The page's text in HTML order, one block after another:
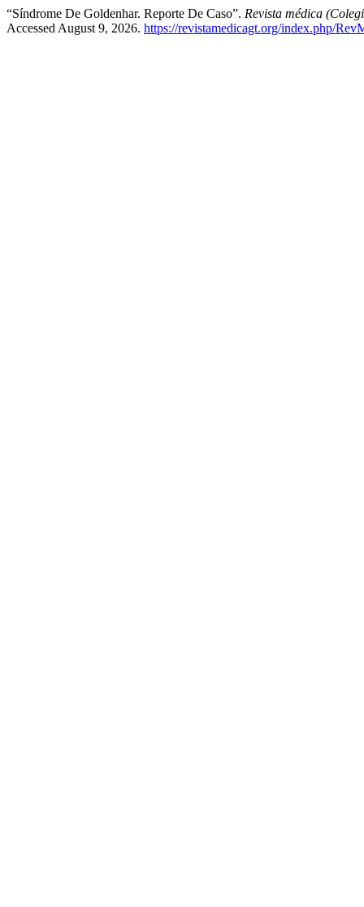
“Síndrome De Goldenhar. Reporte De Caso”. Revista médica
Accessed August 9, 2026. https://revistamedicagt.org/index.php/